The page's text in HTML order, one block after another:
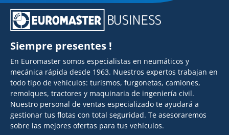
Siempre presentes !
En Euromaster somos especialistas en neumáticos y
mecánica rápida desde 1963. Nuestros expertos trabajan en
todo tipo de vehículos: turismos, furgonetas, camiones,
remolques, tractores y maquinaria de ingeniería civil.
Nuestro personal de ventas especializado te ayudará a
gestionar tus flotas con total seguridad. Te asesoraremos
sobre las mejores ofertas para tus vehículos.